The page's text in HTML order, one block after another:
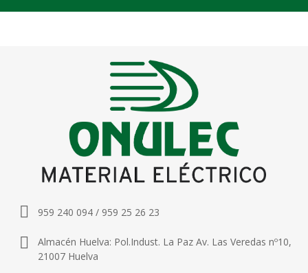
959 240 094 / 959 25 26 23
Almacén Huelva: Pol.Indust. La Paz Av. Las Veredas nº10,
21007 Huelva